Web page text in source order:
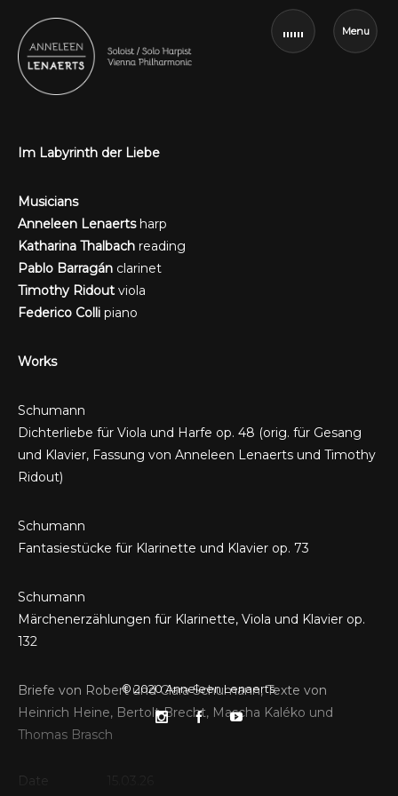
Menu
Im Labyrinth der Liebe
Musicians
Anneleen Lenaertsharp
Katharina Thalbach reading
Pablo Barragán clarinet
Timothy Ridout viola
Federico Colli piano
Works
Schumann
Dichterliebe für Viola und Harfe op. 48 (orig. für Gesang
und Klavier, Fassung von Anneleen Lenaerts und Timothy
Ridout)
Schumann
Fantasiestücke für Klarinette und Klavier op. 73
Schumann
Märchenerzählungen für Klarinette, Viola und Klavier op.
132
Briefe von Robert und Clara Schumann, Texte von
Heinrich Heine, Bertolt Brecht, Mascha Kaléko und
Thomas Brasch
Date
© 2020Anneleen Lenaerts.